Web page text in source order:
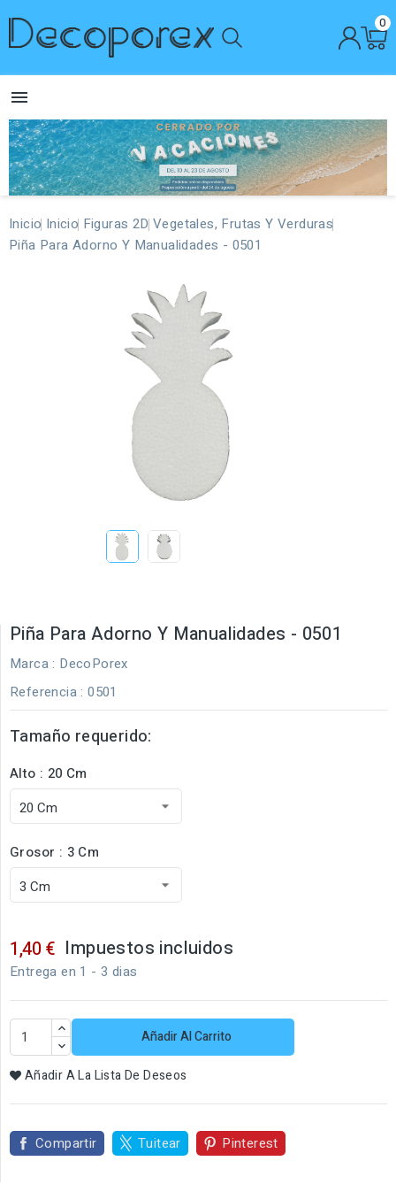
0

Inicio Inicio Figuras 2D Vegetales, Frutas Y Verduras
Piña Para Adorno Y Manualidades - 0501
Piña Para Adorno Y Manualidades - 0501
Marca : DecoPorex
Referencia : 0501
Tamaño requerido:
Alto : 20 Cm
Grosor : 3 Cm
1,40 € Impuestos incluidos
Entrega en 1 - 3 dias
Añadir Al Carrito
Añadir A La Lista De Deseos
Compartir Tuitear Pinterest